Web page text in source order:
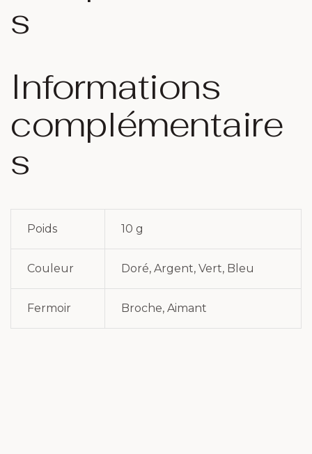
s
Informations
complémentaire
s
Poids 10 g
Couleur Doré, Argent, Vert, Bleu
Fermoir Broche, Aimant